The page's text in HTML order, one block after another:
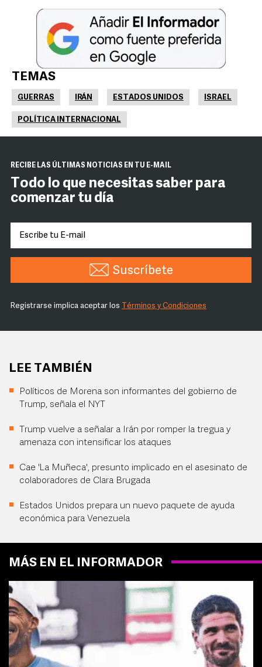
TEMAS
GUERRAS IRÁN ESTADOS UNIDOS ISRAEL
POLÍTICA INTERNACIONAL
RECIBE LAS ÚLTIMAS NOTICIAS EN TU E-MAIL
Todo lo que necesitas saber para
comenzar tu día
Suscríbete
Registrarse implica aceptar los Términos y Condiciones
LEE TAMBIÉN
Políticos de Morena son informantes del gobierno de
Trump, señala el NYT
Trump vuelve a señalar a Irán por romper la tregua y
amenaza con intensificar los ataques
Cae 'La Muñeca', presunto implicado en el asesinato de
colaboradores de Clara Brugada
Estados Unidos prepara un nuevo paquete de ayuda
económica para Venezuela
MÁS EN EL INFORMADOR